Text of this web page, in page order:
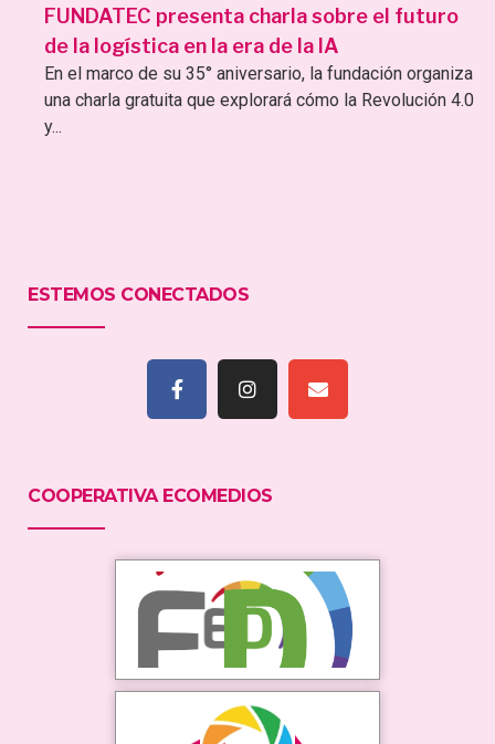
FUNDATEC presenta charla sobre el futuro
de la logística en la era de la IA
En el marco de su 35° aniversario, la fundación organiza
una charla gratuita que explorará cómo la Revolución 4.0
y...
ESTEMOS CONECTADOS
COOPERATIVA ECOMEDIOS